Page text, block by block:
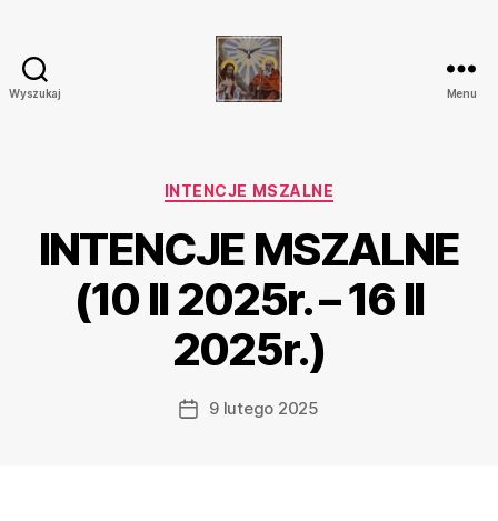
Wyszukaj
Trójcy
w
Ostrówku
Menu
Kategorie
INTENCJE MSZALNE
INTENCJE MSZALNE
(10 II 2025r. – 16 II
2025r.)
Data9 lutego 2025